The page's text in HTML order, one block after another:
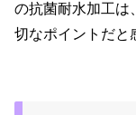
の抗菌耐水加工は
切なポイントだと